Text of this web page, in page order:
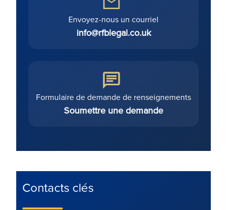
Envoyez-nous un courriel
info@rfblegal.co.uk
Formulaire de demande de renseignements
Soumettre une demande
Contacts clés